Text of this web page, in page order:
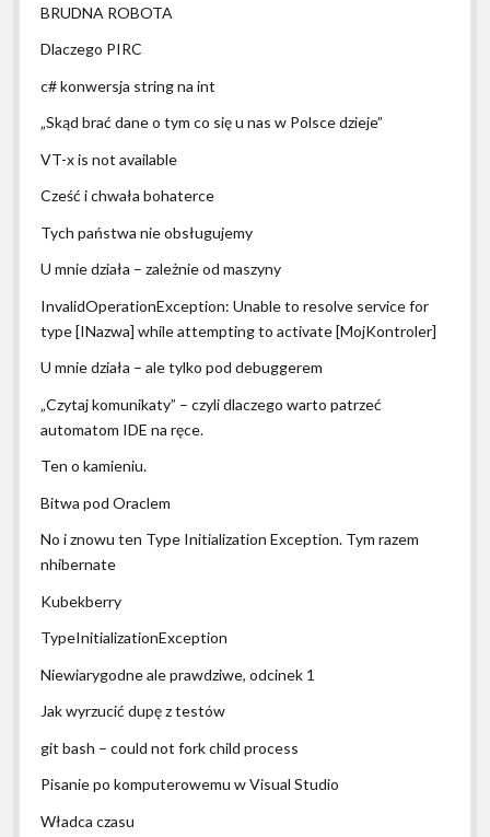
BRUDNA ROBOTA
Dlaczego PIRC
c# konwersja string na int
„Skąd brać dane o tym co się u nas w Polsce dzieje”
VT-x is not available
Cześć i chwała bohaterce
Tych państwa nie obsługujemy
U mnie działa – zależnie od maszyny
InvalidOperationException: Unable to resolve service for
type [INazwa] while attempting to activate [MojKontroler]
U mnie działa – ale tylko pod debuggerem
„Czytaj komunikaty” – czyli dlaczego warto patrzeć
automatom IDE na ręce.
Ten o kamieniu.
Bitwa pod Oraclem
No i znowu ten Type Initialization Exception. Tym razem
nhibernate
Kubekberry
TypeInitializationException
Niewiarygodne ale prawdziwe, odcinek 1
Jak wyrzucić dupę z testów
git bash – could not fork child process
Pisanie po komputerowemu w Visual Studio
Władca czasu